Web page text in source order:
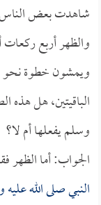
شاهدت بعض الناس
والظهر أربع
ويمشون خطوة نحو
الباقيتين، هل
وسلم يفعلها أم لا؟
الجواب: أما
النبي صلى الله